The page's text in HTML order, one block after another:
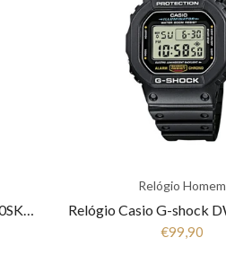
Relógio Casio G-shock GA-110SKE-8AER
Relógio Homem
€99,90